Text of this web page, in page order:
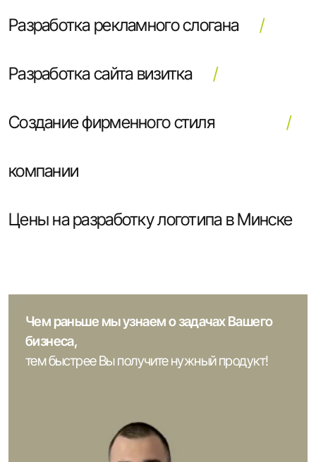
Разработка рекламного слогана
Разработка сайта визитка
Создание фирменного стиля
компании
Цены на разработку логотипа в Минске
Чем раньше мы узнаем о задачах Вашего
бизнеса,
тем быстрее Вы получите нужный продукт!